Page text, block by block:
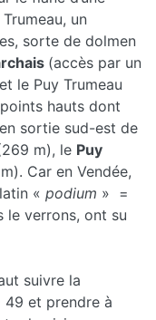
un
sorte de dolmen
(accès par un
et le Puy Trumeau
hauts dont
sortie sud-est de
m), le Puy
Car en Vendée,
« podium » =
le verrons, ont su
suivre la
49 et prendre à